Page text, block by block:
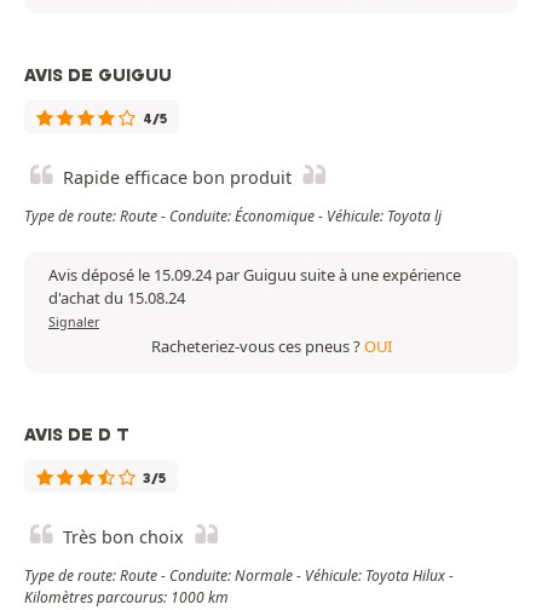
AVIS DE GUIGUU
4/5
Rapide efficace bon produit
Type de route: Route - Conduite: Économique - Véhicule: Toyota lj
Avis déposé le 15.09.24 par Guiguu suite à une expérience
d'achat du 15.08.24
Signaler
Racheteriez-vous ces pneus ?OUI
AVIS DE D T
3/5
Très bon choix
Type de route: Route - Conduite: Normale - Véhicule: Toyota Hilux -
Kilomètres parcourus: 1000 km